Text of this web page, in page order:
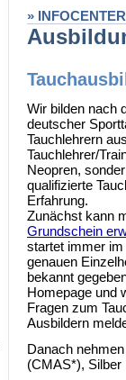
» INFOCENTER
Wir bilden nach
deutscher
Tauchlehrern
Tauchlehrer/
Neopren,
qualifizierte
Erfahrung.
Zunächst kann
Grundschein
startet immer
genauen
bekannt
Homepage und
Fragen zum
Ausbildern
Danach
(CMAS*),